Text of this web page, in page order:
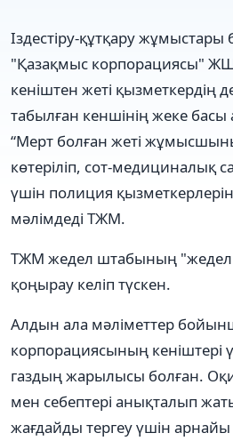
Іздестіру-құтқару
"Қазақмыс корпорациясы"
кеніштен жеті қызметкердің
табылған кеншінің жеке
“Мерт болған жеті
көтеріліп, сот-медициналық
үшін полиция
мәлімдеді ТЖМ.
ТЖМ жедел штабының "жедел
қоңырау келіп түскен.
Алдын ала мәліметтер
корпорациясының кеніштері
газдың жарылысы болған.
мен себептері анықталып
жағдайды тергеу үшін арнайы